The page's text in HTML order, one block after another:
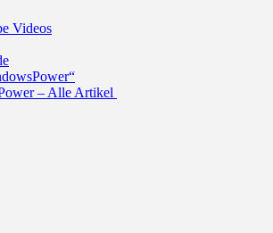
Videos
– Alle Artikel